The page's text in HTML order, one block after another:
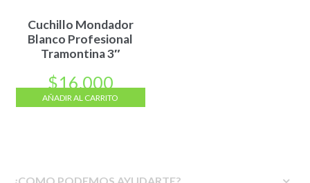
Cuchillo Mondador
Blanco Profesional
Tramontina 3″
$16.000
AÑADIR AL CARRITO